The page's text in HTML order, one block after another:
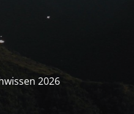
2026